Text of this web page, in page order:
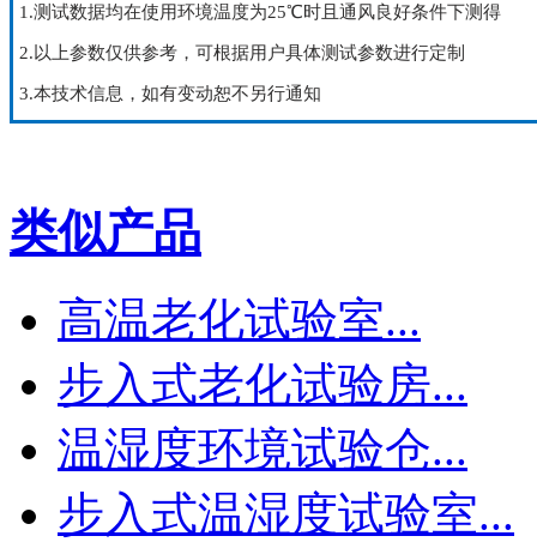
1.测试数据均在使用环境温度为25℃时且通风良好条件下测得
2.以上参数仅供参考，可根据用户具体测试参数进行定制
3.本技术信息，如有变动恕不另行通知
类似产品
高温老化试验室...
步入式老化试验房...
温湿度环境试验仓...
步入式温湿度试验室...